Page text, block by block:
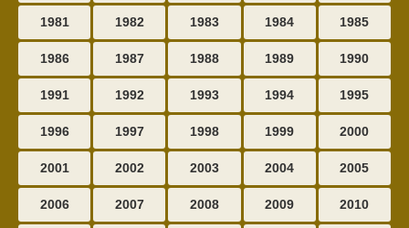
1981 1982 1983 1984 1985
1986 1987 1988 1989 1990
1991 1992 1993 1994 1995
1996 1997 1998 1999 2000
2001 2002 2003 2004 2005
2006 2007 2008 2009 2010